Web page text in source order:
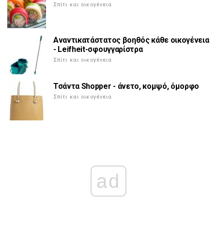
Σπίτι και οικογένεια
Αναντικατάστατος βοηθός κάθε οικογένεια
- Leifheit-σφουγγαρίστρα
Σπίτι και οικογένεια
Τσάντα Shopper - άνετο, κομψό, όμορφο
Σπίτι και οικογένεια
ad